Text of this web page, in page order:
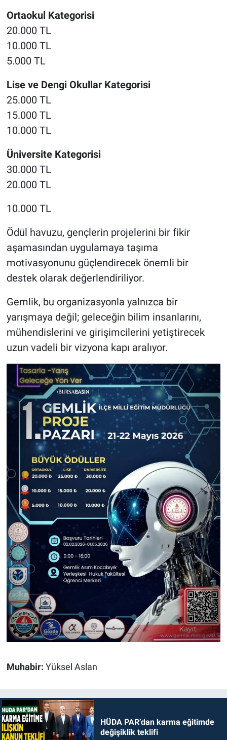
Ortaokul Kategorisi
20.000 TL
10.000 TL
5.000 TL
Lise ve Dengi Okullar Kategorisi
25.000 TL
15.000 TL
10.000 TL
Üniversite Kategorisi
30.000 TL
20.000 TL
10.000 TL
Ödül havuzu, gençlerin projelerini bir fikir
aşamasından uygulamaya taşıma
motivasyonunu güçlendirecek önemli bir
destek olarak değerlendiriliyor.
Gemlik, bu organizasyonla yalnızca bir
yarışmaya değil; geleceğin bilim insanlarını,
mühendislerini ve girişimcilerini yetiştirecek
uzun vadeli bir vizyona kapı aralıyor.
Muhabir: Yüksel Aslan
HÜDA PAR’dan karma eğitimde
değişiklik teklifi